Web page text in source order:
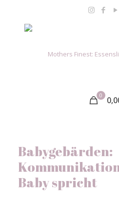
0
Babygebärden:
Baby spricht